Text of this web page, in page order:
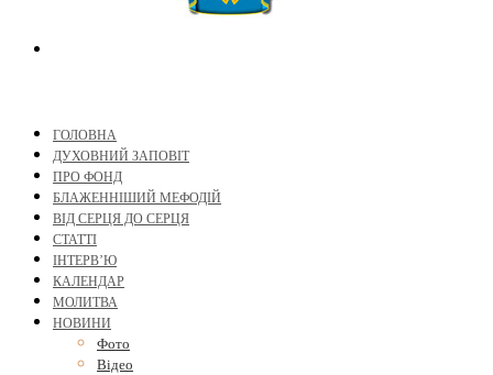
ГОЛОВНА
ДУХОВНИЙ ЗАПОВІТ
ПРО ФОНД
БЛАЖЕННІШИЙ МЕФОДІЙ
ВІД СЕРЦЯ ДО СЕРЦЯ
СТАТТІ
ІНТЕРВ’Ю
КАЛЕНДАР
МОЛИТВА
НОВИНИ
Фото
Відео